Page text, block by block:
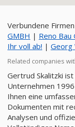
Verbundene
GMBH | Reno Bau
Ihr voll ab! | Georg
Related companies
Gertrud Skalitzki
Unternehmen
Ihnen eine
Dokumenten mit
Analysen und